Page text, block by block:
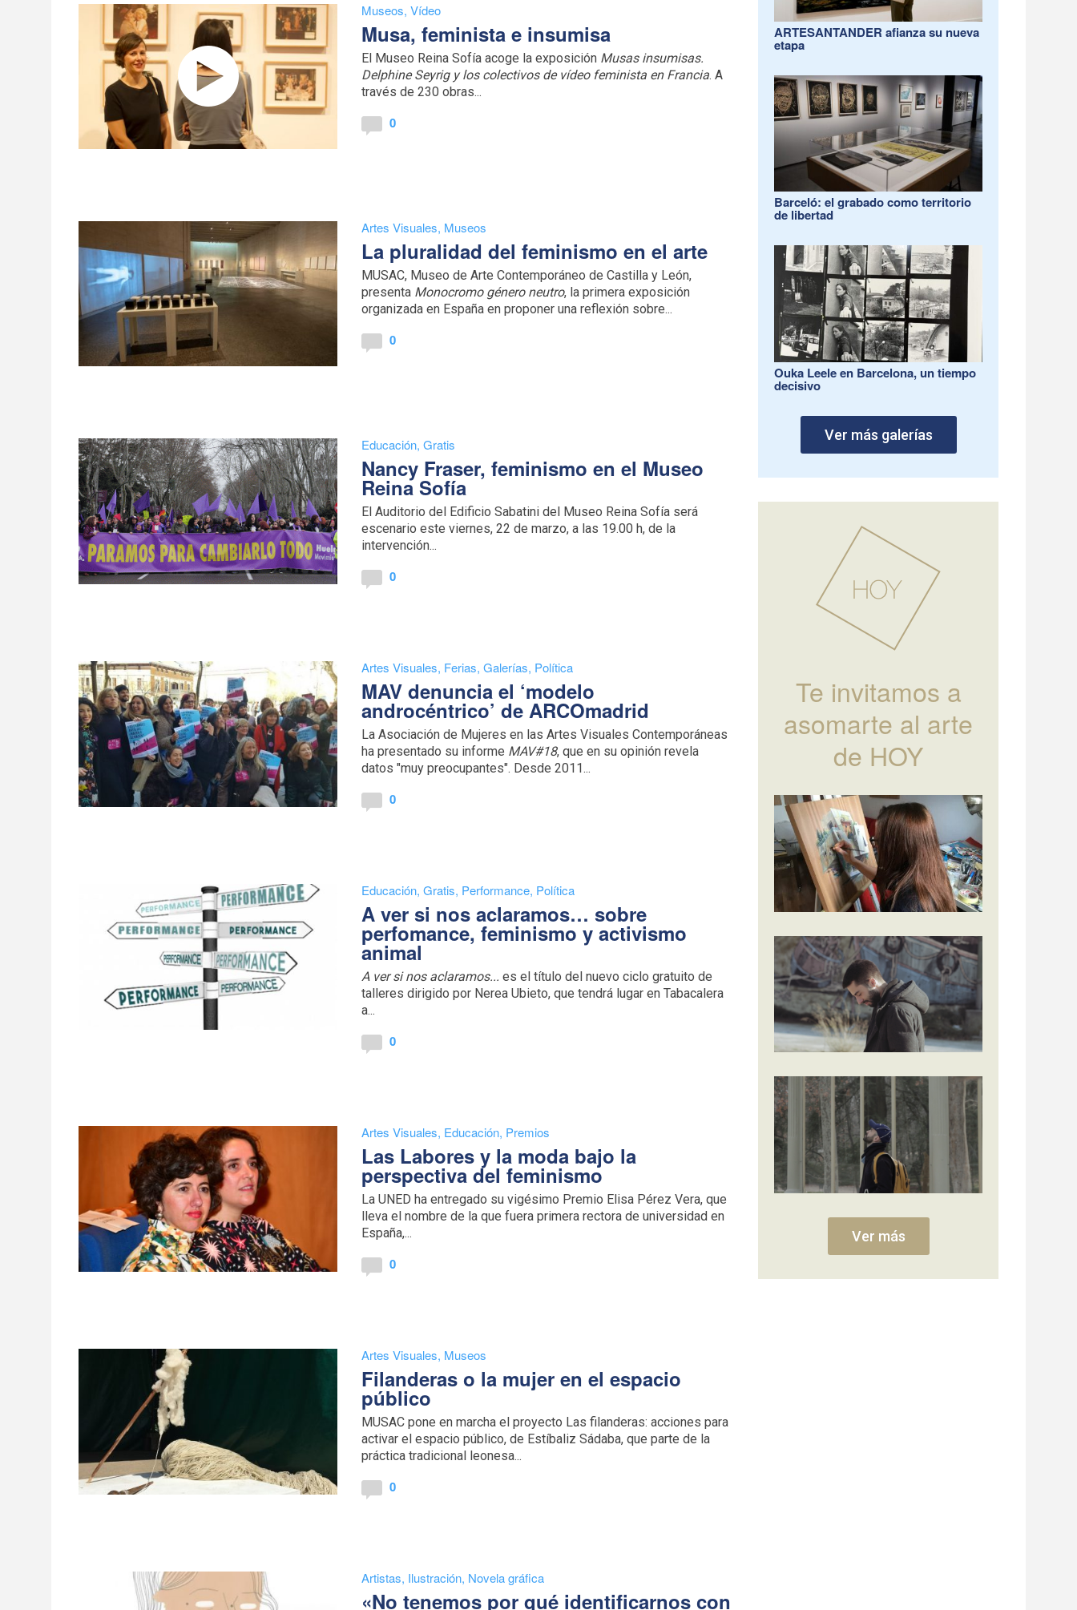
Museos,Vídeo
Musa, feminista e insumisa
El Museo Reina Sofía acoge la exposición Musas insumisas.
Delphine Seyrig y los colectivos de vídeo feminista en Francia. A
través de 230 obras...
0
Artes Visuales, Museos
La pluralidad del feminismo en el arte
MUSAC, Museo de Arte Contemporáneo de Castilla y León,
presenta Monocromo género neutro, la primera exposición
organizada en España en proponer una reflexión sobre...
0
Educación,Gratis
Nancy Fraser, feminismo en el Museo
Reina Sofía
El Auditorio del Edificio Sabatini del Museo Reina Sofía será
escenario este viernes, 22 de marzo, a las 19.00 h, de la
intervención...
0
Artes Visuales, Ferias,Galerías, Política
MAV denuncia el ‘modelo
androcéntrico’ de ARCOmadrid
La Asociación de Mujeres en las Artes Visuales Contemporáneas
ha presentado su informe MAV#18, que en su opinión revela
datos "muy preocupantes". Desde 2011...
0
Educación,Gratis, Performance, Política
A ver si nos aclaramos… sobre
perfomance, feminismo y activismo
animal
A ver si nos aclaramos... es el título del nuevo ciclo gratuito de
talleres dirigido por Nerea Ubieto, que tendrá lugar en Tabacalera
a...
0
Artes Visuales, Educación, Premios
Las Labores y la moda bajo la
perspectiva del feminismo
La UNED ha entregado su vigésimo Premio Elisa Pérez Vera, que
lleva el nombre de la que fuera primera rectora de universidad en
España,...
0
Artes Visuales, Museos
Filanderas o la mujer en el espacio
público
MUSAC pone en marcha el proyecto Las filanderas: acciones para
activar el espacio público, de Estíbaliz Sádaba, que parte de la
práctica tradicional leonesa...
0
Artistas, Ilustración, Novela gráfica
«No tenemos por qué identificarnos con
ARTESANTANDER afianza su nueva
etapa
Barceló: el grabado como territorio
de libertad
Ouka Leele en Barcelona, un tiempo
decisivo
Ver más galerías
Te invitamos a
asomarte al arte
de HOY
Ver más